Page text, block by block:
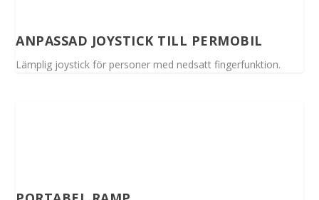
ANPASSAD JOYSTICK TILL PERMOBIL
Lämplig joystick för personer med nedsatt fingerfunktion.